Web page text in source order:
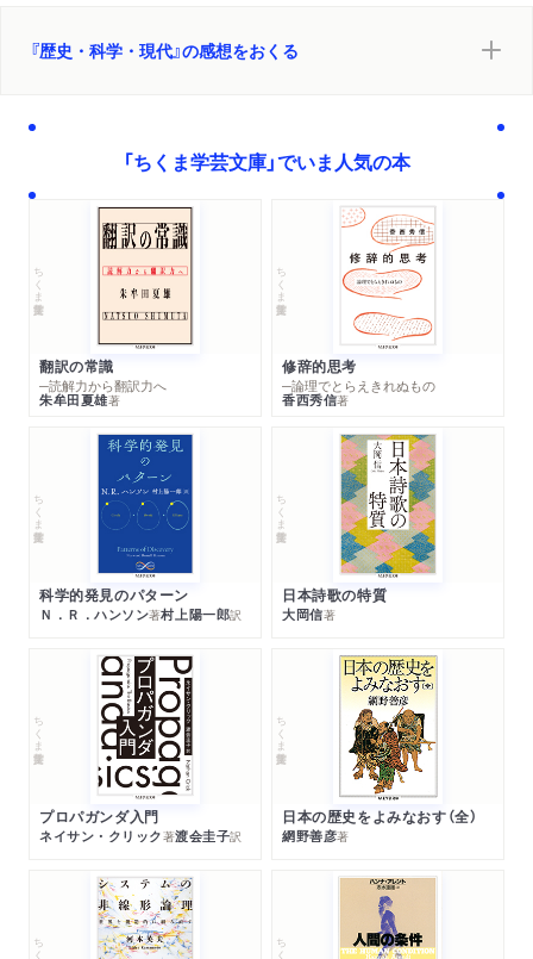
『歴史・科学・現代』の感想をおくる
「ちくま学芸文庫」でいま人気の本
ちくま学芸文庫
翻訳の常識
─読解力から翻訳力へ
朱牟田夏雄著
ちくま学芸文庫
修辞的思考
─論理でとらえきれぬもの
香西秀信著
ちくま学芸文庫
科学的発見のパターン
Ｎ．Ｒ．ハンソン著村上陽一郎訳
ちくま学芸文庫
日本詩歌の特質
大岡信著
ちくま学芸文庫
プロパガンダ入門
ネイサン・クリック著渡会圭子訳
ちくま学芸文庫
日本の歴史をよみなおす（全）
網野善彦著
ちくま学芸文庫 ちくま学芸文庫